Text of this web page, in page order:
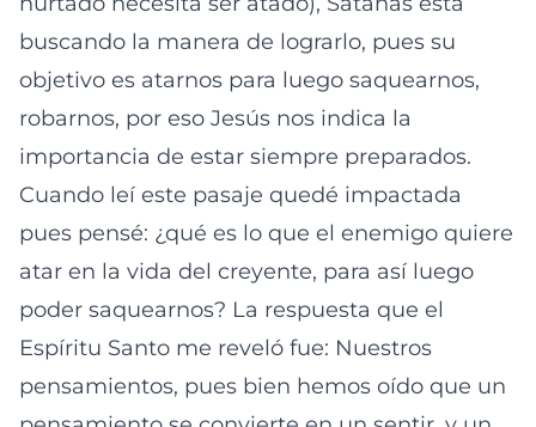
buscando la manera de lograrlo, pues su
objetivo es atarnos para luego saquearnos,
robarnos, por eso Jesús nos indica la
importancia de estar siempre preparados.
Cuando leí este pasaje quedé impactada
pues pensé: ¿qué es lo que el enemigo quiere
atar en la vida del creyente, para así luego
poder saquearnos? La respuesta que el
Espíritu Santo me reveló fue: Nuestros
pensamientos, pues bien hemos oído que un